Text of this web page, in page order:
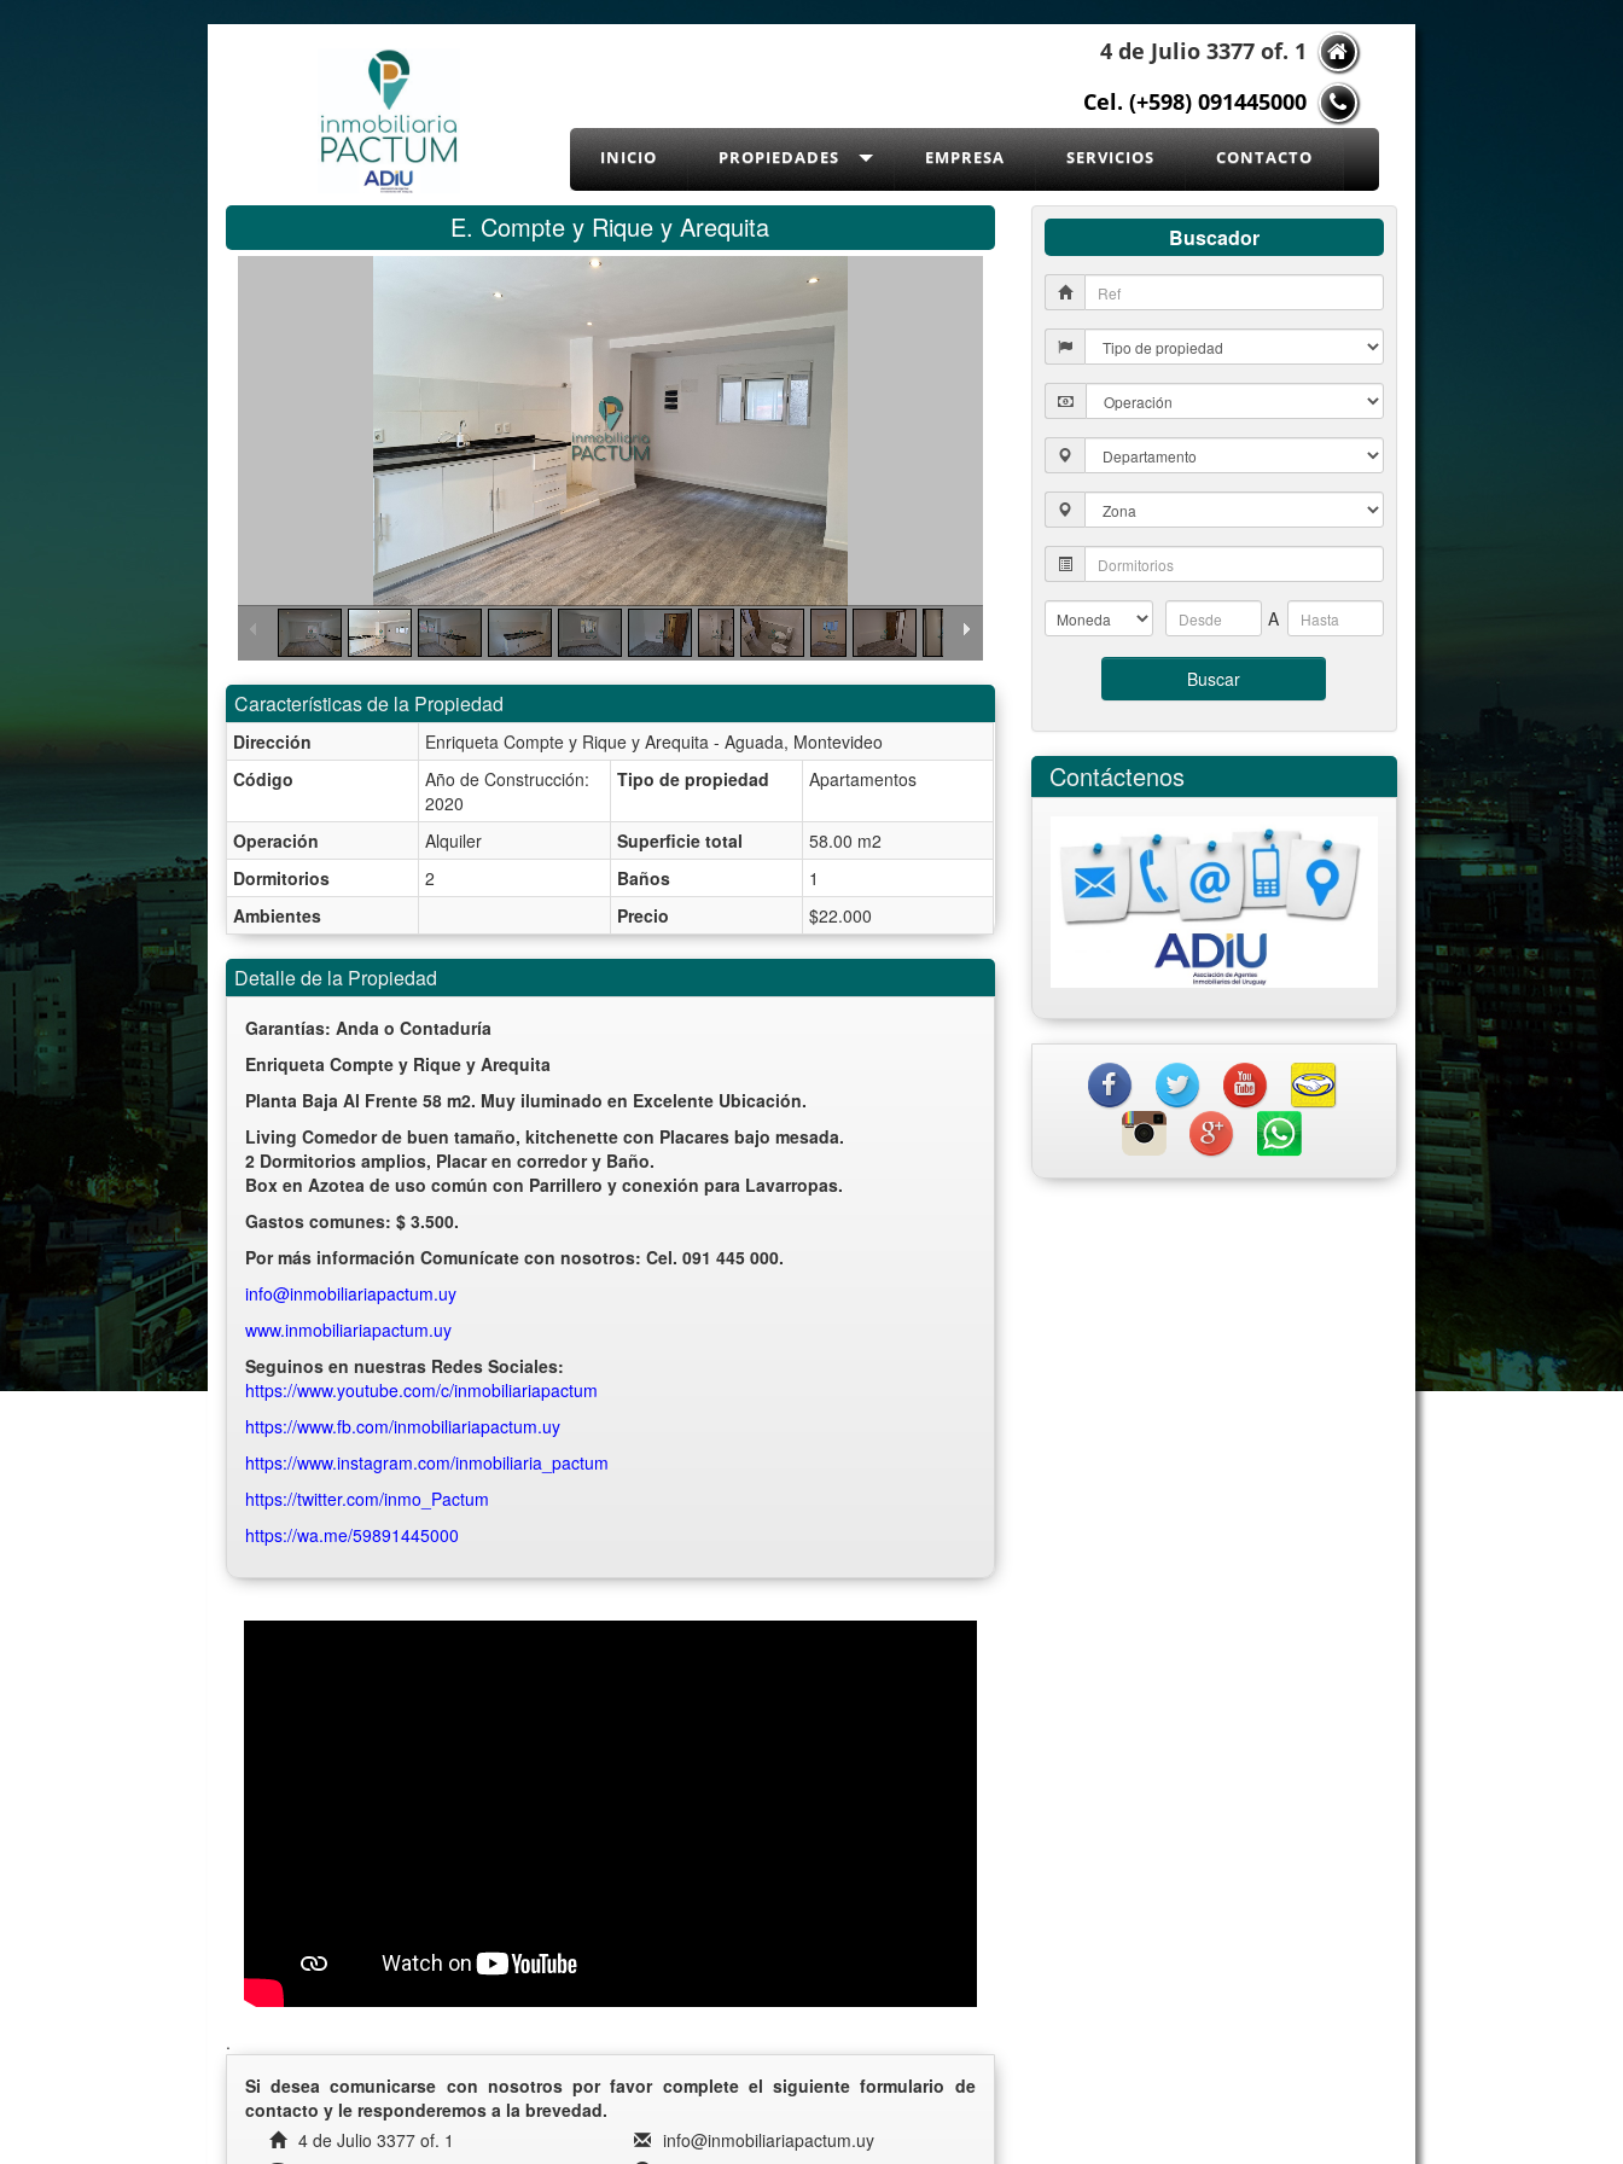
4 de Julio 3377 of. 1
Cel. (+598) 091445000
INICIO PROPIEDADES EMPRESA SERVICIOS CONTACTO
E. Compte y Rique y Arequita
Características de la Propiedad
Dirección
Enriqueta Compte y Rique y Arequita - Aguada, Montevideo
Código
Año de Construcción:
2020
Tipo de propiedad Apartamentos
Operación Alquiler Superficie total
58.00 m2
Dormitorios
2 Baños
1
Ambientes
Precio $22.000
Detalle de la Propiedad
Garantías: Anda o Contaduría
Enriqueta Compte y Rique y Arequita
Planta Baja Al Frente 58 m2. Muy iluminado en Excelente Ubicación.
Living Comedor de buen tamaño, kitchenette con Placares bajo mesada.
2 Dormitorios amplios, Placar en corredor y Baño.
Box en Azotea de uso común con Parrillero y conexión para Lavarropas.
Gastos comunes: $ 3.500.
Por más información Comunícate con nosotros: Cel. 091 445 000.
info@inmobiliariapactum.uy
www.inmobiliariapactum.uy
Seguinos en nuestras Redes Sociales:
https://www.youtube.com/c/inmobiliariapactum
https://www.fb.com/inmobiliariapactum.uy
https://www.instagram.com/inmobiliaria_pactum
https://twitter.com/inmo_Pactum
https://wa.me/59891445000
.
Si desea comunicarse con nosotros por favor complete el siguiente formulario de
contacto y le responderemos a la brevedad.
4 de Julio 3377 of. 1
info@inmobiliariapactum.uy
Buscador
A
Buscar
Contáctenos